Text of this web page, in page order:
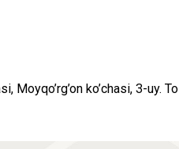
Moyqo’rg’on ko’chasi, 3-uy.